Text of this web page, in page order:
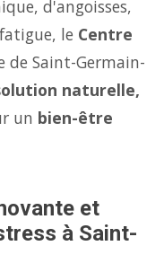
d'angoisses,
le Centre
de Saint-Germain-
naturelle,
un bien-être
et
à Saint-